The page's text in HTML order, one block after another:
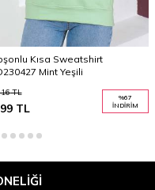
Kısa Sweatshirt
Mint Yeşili
TL
TL
%67
İNDIRIM